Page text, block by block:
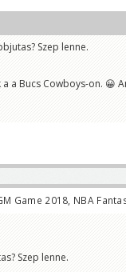
Szep lenne.
a Bucs Cowboys-on. 😀
Game 2018, NBA
Szep lenne.